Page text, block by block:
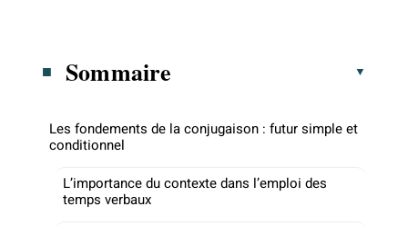
Sommaire
Les fondements de la conjugaison : futur simple et
conditionnel
L’importance du contexte dans l’emploi des
temps verbaux